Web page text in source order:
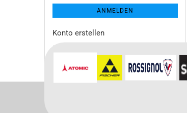
ANMELDEN
Konto erstellen
Passwort vergessen?